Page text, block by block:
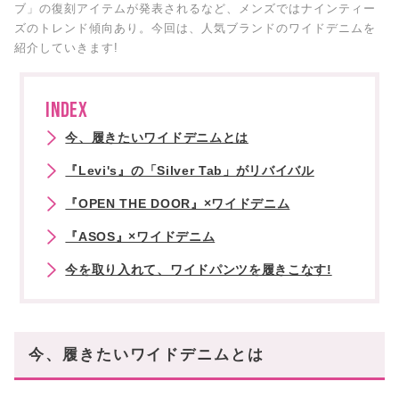
ブ」の復刻アイテムが発表されるなど、メンズではナインティー
ズのトレンド傾向あり。今回は、人気ブランドのワイドデニムを
紹介していきます!
INDEX
今、履きたいワイドデニムとは
『Levi's』の「Silver Tab」がリバイバル
『OPEN THE DOOR』×ワイドデニム
『ASOS』×ワイドデニム
今を取り入れて、ワイドパンツを履きこなす!
今、履きたいワイドデニムとは